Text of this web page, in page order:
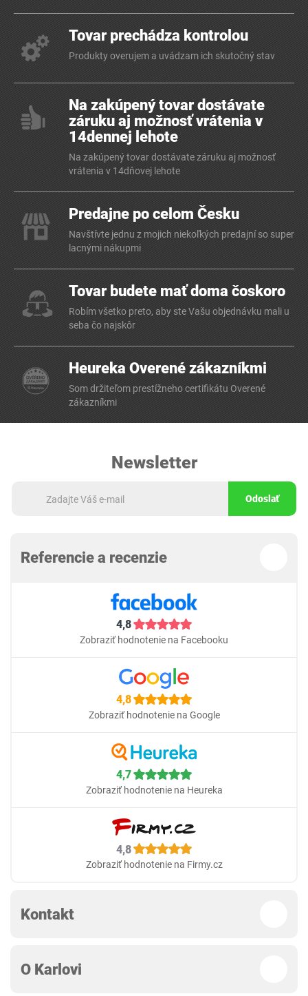
Tovar prechádza kontrolou
Produkty overujem a uvádzam ich skutočný stav
Na zakúpený tovar dostávate
záruku aj možnosť vrátenia v
14dennej lehote
Na zakúpený tovar dostávate záruku aj možnosť
vrátenia v 14dňovej lehote
Predajne po celom Česku
Navštívte jednu z mojich niekoľkých predajní so super
lacnými nákupmi
Tovar budete mať doma čoskoro
Robím všetko preto, aby ste Vašu objednávku mali u
seba čo najskôr
Heureka Overené zákazníkmi
Som držiteľom prestížneho certifikátu Overené
zákazníkmi
Newsletter
Odoslať
Referencie a recenzie
4,8
Zobraziť hodnotenie na Facebooku
4,8
Zobraziť hodnotenie na Google
4,7
Zobraziť hodnotenie na Heureka
4,8
Zobraziť hodnotenie na Firmy.cz
Kontakt
O Karlovi